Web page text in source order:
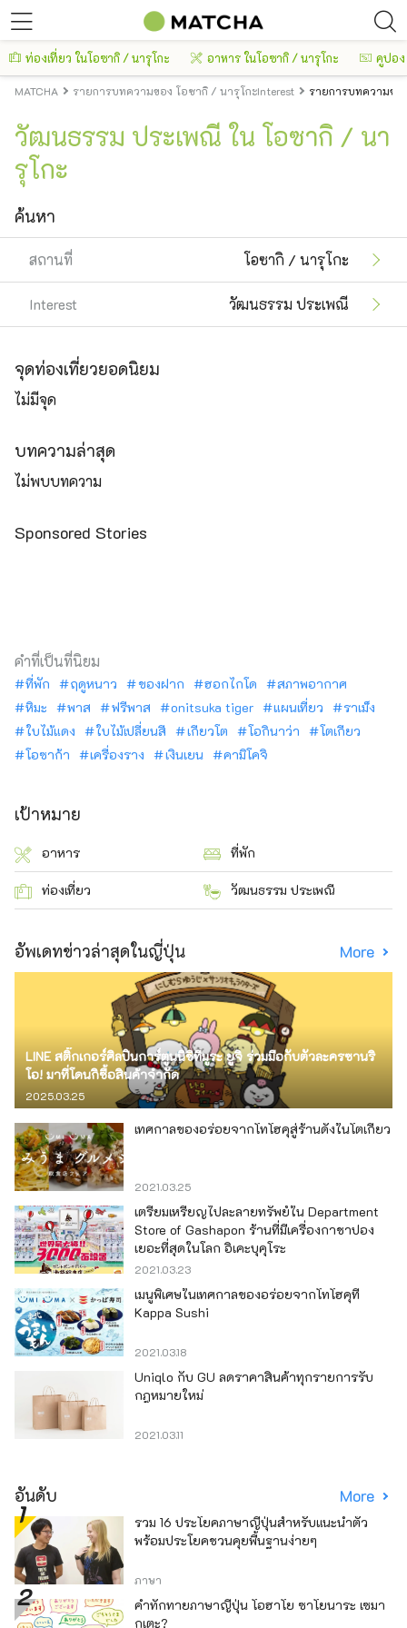
ท่องเที่ยว ในโอซากิ / นารุโกะ อาหาร ในโอซากิ / นารุโกะ คูปอง
MATCHA รายการบทความของ โอซากิ / นารุโกะInterest รายการบทความข
วัฒนธรรม ประเพณี ใน โอซากิ / นา
รุโกะ
ค้นหา
สถานที่ โอซากิ / นารุโกะ
Interest วัฒนธรรม ประเพณี
จุดท่องเที่ยวยอดนิยม
ไม่มีจุด
บทความล่าสุด
ไม่พบบทความ
Sponsored Stories
คำที่เป็นที่นิยม
ที่พัก ฤดูหนาว ของฝาก ฮอกไกโด
สภาพอากาศ
หิมะ
พาส ฟรีพาส onitsuka tiger แผนเที่ยว
ราเม็ง
ใบไม้แดง
ใบไม้เปลี่ยนสี เกียวโต โอกินาว่า
โตเกียว
โอซาก้า
เครื่องราง เงินเยน คามิโคจิ
เป้าหมาย
อาหาร ที่พัก
ท่องเที่ยว วัฒนธรรม ประเพณี
อัพเดทข่าวล่าสุดในญี่ปุ่น More
LINE สติ๊กเกอร์ศิลปินการ์ตูนนิชิทีมูระ ยูจิ ร่วมมือกับตัวละครซานริ
โอ! มาที่โดนกิซื้อสินค้าจำกัด
2025.03.25
เทศกาลของอร่อยจากโทโฮคุสู่ร้านดังในโตเกียว
2021.03.25
เตรียมเหรียญไปละลายทรัพย์ใน Department
Store of Gashapon ร้านที่มีเครื่องกาชาปอง
เยอะที่สุดในโลก อิเคะบุคุโระ
2021.03.23
เมนูพิเศษในเทศกาลของอร่อยจากโทโฮคุที่
Kappa Sushi
2021.03.18
Uniqlo กับ GU ลดราคาสินค้าทุกรายการรับ
กฎหมายใหม่
2021.03.11
อันดับ More
รวม 16 ประโยคภาษาญี่ปุ่นสำหรับแนะนำตัว
พร้อมประโยคชวนคุยพื้นฐานง่ายๆ
ภาษา
คำทักทายภาษาญี่ปุ่น โอฮาโย ซาโยนาระ เซมา
กุเตะ?